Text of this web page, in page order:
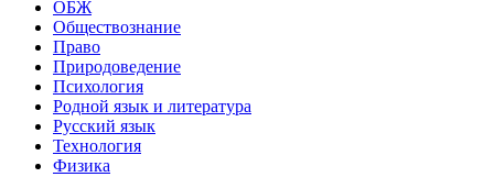
ОБЖ
Обществознание
Право
Природоведение
Психология
Родной язык и литература
Русский язык
Технология
Физика